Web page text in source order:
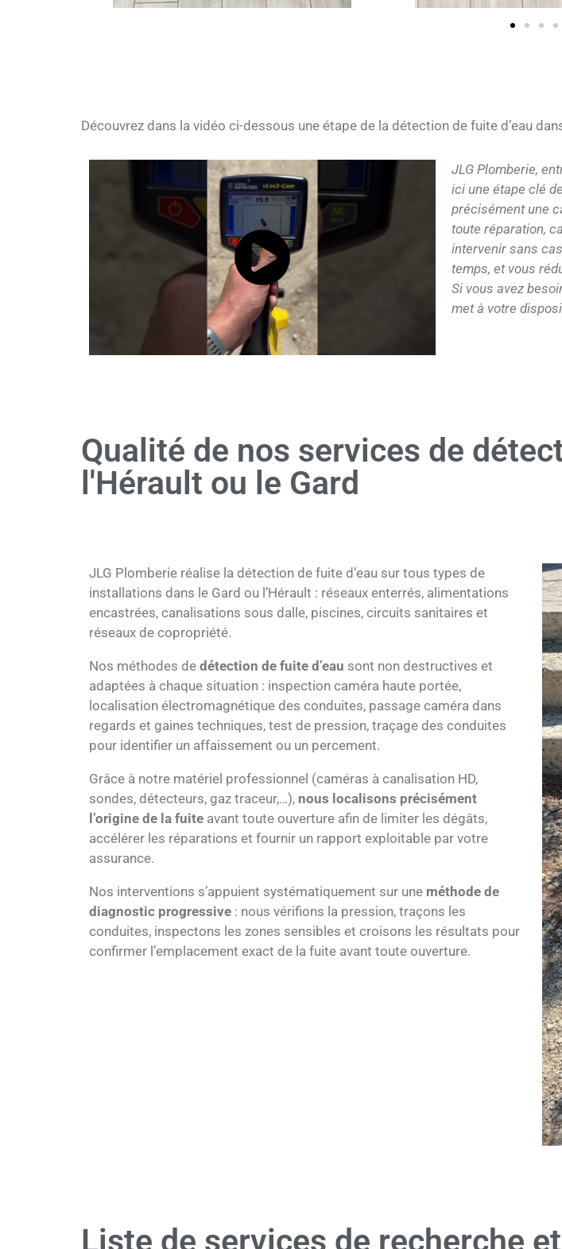
Découvrez dans la vidéo ci-dessous une étape de la détection de fuite d’eau
JLG Plomberie,
ici une étape clé
précisément une
toute réparation,
intervenir sans
temps, et vous
Si vous avez
met à votre
Qualité de nos services de
l'Hérault ou le Gard
JLG Plomberie réalise la détection de fuite d’eau sur tous types de
installations dans le Gard ou l’Hérault : réseaux enterrés, alimentations
encastrées, canalisations sous dalle, piscines, circuits sanitaires et
réseaux de copropriété.
Nos méthodes de détection de fuite d’eau sont non destructives et
adaptées à chaque situation : inspection caméra haute portée,
localisation électromagnétique des conduites, passage caméra dans
regards et gaines techniques, test de pression, traçage des conduites
pour identifier un affaissement ou un percement.
Grâce à notre matériel professionnel (caméras à canalisation HD,
sondes, détecteurs, gaz traceur,…), nous localisons précisément
l’origine de la fuite avant toute ouverture afin de limiter les dégâts,
accélérer les réparations et fournir un rapport exploitable par votre
assurance.
Nos interventions s’appuient systématiquement sur une méthode de
diagnostic progressive : nous vérifions la pression, traçons les
conduites, inspectons les zones sensibles et croisons les résultats pour
confirmer l’emplacement exact de la fuite avant toute ouverture.
Liste de services de recherche